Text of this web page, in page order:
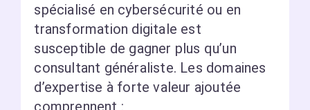
spécialisé en cybersécurité ou en
transformation digitale est
susceptible de gagner plus qu’un
consultant généraliste. Les domaines
d’expertise à forte valeur ajoutée
comprennent :